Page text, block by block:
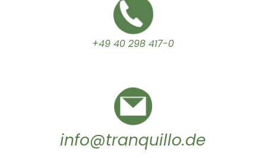
+49 40 298 417-0
info@tranquillo.de